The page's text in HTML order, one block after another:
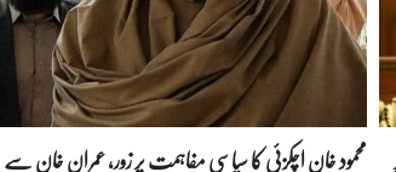
محمود خان اچکزئی کا سیاسی مفاہمت پر زور، عمران خان سے